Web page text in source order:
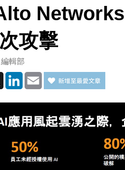
攻擊
編輯部
X LinkedInEmail